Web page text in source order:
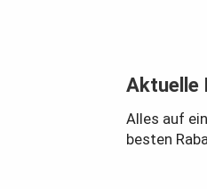
Aktuelle
Alles auf
besten